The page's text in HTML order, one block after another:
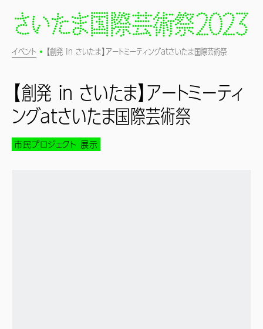
イベント 【創発 in さいたま】アートミーティングatさいたま国際芸術祭
【創発 in さいたま】アートミーティ
ングatさいたま国際芸術祭
市民プロジェクト 展示